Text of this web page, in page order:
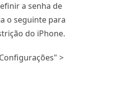
a senha de
o seguinte para
do iPhone.
>